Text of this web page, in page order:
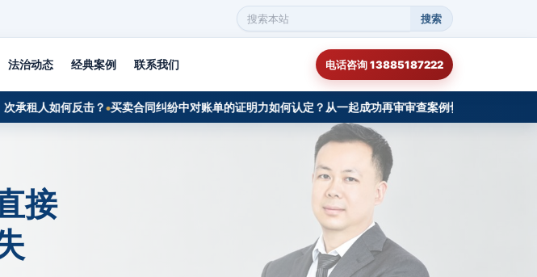
搜
索
内
容
搜索
法治动态 经典案例 联系我们 电话咨询 13885187222
人如何反击？ 买卖合同纠纷中对账单的证明力如何认定？从一起成功再审审查案例切入 一审驳回工程款
接